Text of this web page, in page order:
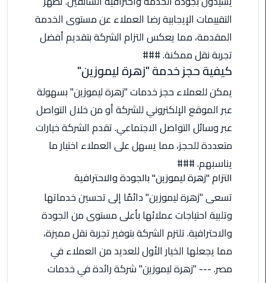
ليموزين
مرسى
مطروح
ليموزين
مطار
سفنكس
خدمة
ليموزين
الغردقة
ليموزين
دهب
القاهرة
والعكس
التقييمات الإيجابية رضا العملاء عن مستوى الخدمة
المقدمة، مما يعكس التزام الشركة بتقديم أفضل
تجربة نقل ممكنة. ###
كيفية حجز خدمة "زهرة ليموزين"
يمكن للعملاء حجز خدمات "زهرة ليموزين" بسهولة
عبر الموقع الإلكتروني للشركة أو من خلال التواصل
عبر وسائل التواصل الاجتماعي. تقدم الشركة خيارات
متعددة للحجز، مما يسهل على العملاء اختيار ما
يناسبهم. ###
التزام "زهرة ليموزين" بالجودة والاحترافية
تسعى "زهرة ليموزين" دائمًا إلى تحسين خدماتها
وتلبية احتياجات عملائها بأعلى مستوى من الجودة
والاحترافية. تلتزم الشركة بتوفير تجربة نقل مميزة،
مما يجعلها الخيار الأول للعديد من العملاء في
مصر. --- "زهرة ليموزين" شركة رائدة في خدمات